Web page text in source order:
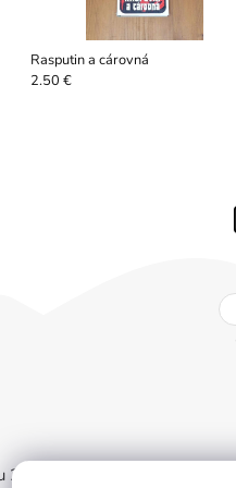
Rasputin a cárovná
2.50 €
2011. Kladieme dôraz na